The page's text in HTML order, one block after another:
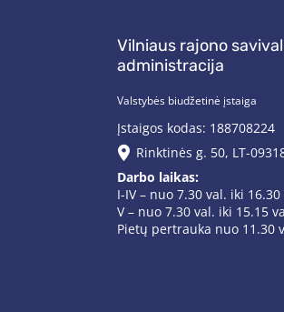
Vilniaus rajono
administracija
Valstybės biudžetinė įstaiga
Įstaigos kodas: 188708224
Rinktinės g. 50, LT-
Darbo laikas:
I-IV – nuo 7.30 val. iki 16.30
V – nuo 7.30 val. iki 15.15
Pietų pertrauka nuo 11.30